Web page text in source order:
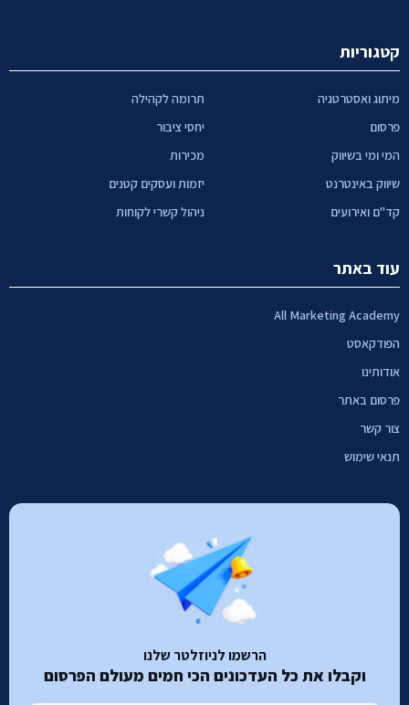
קטגוריות
מיתוג ואסטרטגיה
פרסום
המי ומי בשיווק
שיווק באינטרנט
קד"ם ואירועים
תרומה לקהילה
יחסי ציבור
מכירות
יזמות ועסקים קטנים
ניהול קשרי לקוחות
עוד באתר
All Marketing Academy
הפודקאסט
אודותינו
פרסום באתר
צור קשר
תנאי שימוש
הרשמו לניוזלטר שלנו
וקבלו את כל העדכונים הכי חמים מעולם הפרסום